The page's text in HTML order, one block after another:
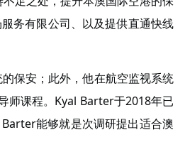
务有限公司、以及提供直通快线
保安；此外，他在航空监视系统
师课程。Kyal Barter于2018年已
能够就是次调研提出适合澳